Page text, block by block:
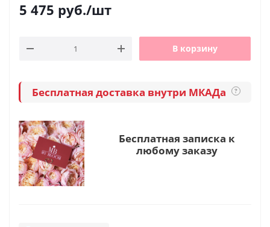
5 475 руб./шт
В корзину
Бесплатная доставка внутри МКАДа ?
Бесплатная записка к
любому заказу